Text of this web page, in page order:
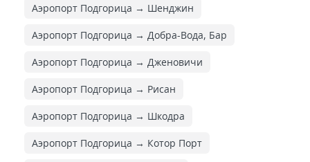
Аэропорт Подгорица → Шенджин
Аэропорт Подгорица → Добра-Вода, Бар
Аэропорт Подгорица → Дженовичи
Аэропорт Подгорица → Рисан
Аэропорт Подгорица → Шкодра
Аэропорт Подгорица → Котор Порт